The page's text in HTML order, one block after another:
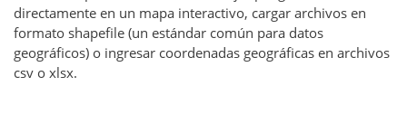
directamente en un mapa interactivo, cargar archivos en
formato shapefile (un estándar común para datos
geográficos) o ingresar coordenadas geográficas en archivos
csv o xlsx.